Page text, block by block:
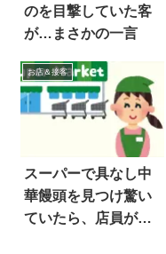
のを目撃していた客
が…まさかの一言
お店＆接客
スーパーで具なし中
華饅頭を見つけ驚い
ていたら、店員が…